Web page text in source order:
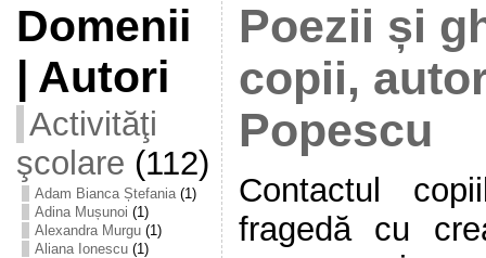
Domenii
| Autori
Activităţi
şcolare (112)
Adam Bianca Ștefania(1)
Adina Mușunoi (1)
Alexandra Murgu(1)
Aliana Ionescu(1)
Poezii și
copii,
Popescu
Contactul
fragedă cu